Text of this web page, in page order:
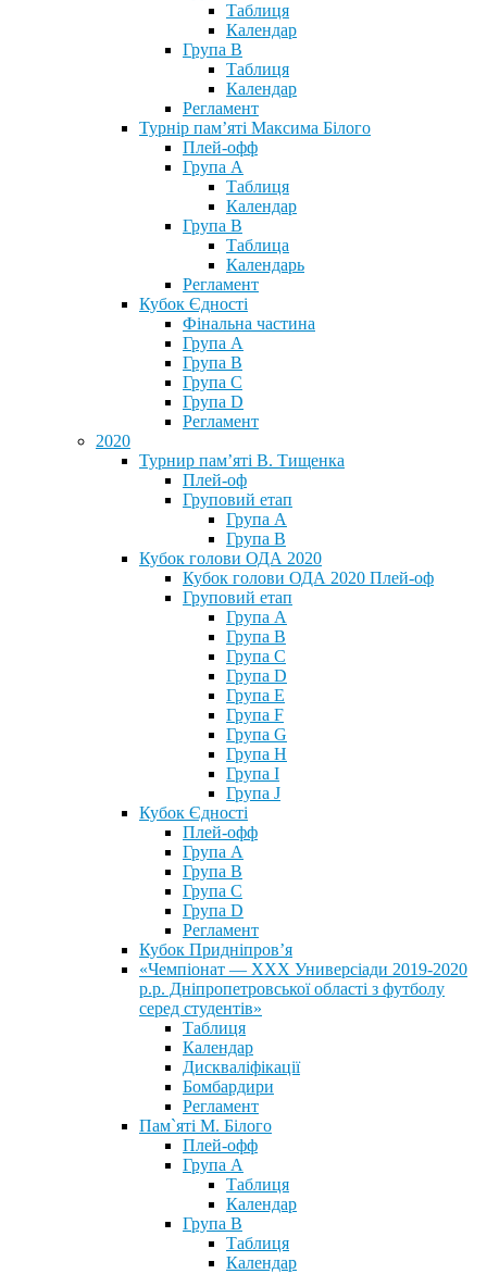
Таблиця
Календар
Група В
Таблиця
Календар
Регламент
Турнір пам’яті Максима Білого
Плей-офф
Група А
Таблиця
Календар
Група В
Таблица
Календарь
Регламент
Кубок Єдності
Фінальна частина
Група А
Група В
Група С
Група D
Регламент
2020
Турнир пам’яті В. Тищенка
Плей-оф
Груповий етап
Група А
Група В
Кубок голови ОДА 2020
Кубок голови ОДА 2020 Плей-оф
Груповий етап
Група A
Група B
Група C
Група D
Група E
Група F
Група G
Група H
Група I
Група J
Кубок Єдності
Плей-офф
Група А
Група В
Група С
Група D
Регламент
Кубок Придніпров’я
«Чемпіонат — ХХХ Универсіади 2019-2020
р.р. Дніпропетровської області з футболу
серед студентів»
Таблиця
Календар
Дискваліфікації
Бомбардири
Регламент
Пам`яті М. Білого
Плей-офф
Група А
Таблиця
Календар
Група В
Таблиця
Календар